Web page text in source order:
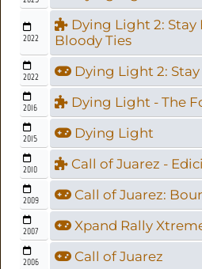
2022
Dying Light 2: Stay
Bloody Ties
2022 Dying Light 2:
2016 Dying Light - The
2015 Dying Light
2010 Call of Juarez -
2009 Call of Juarez:
2007 Xpand Rally
2006 Call of Juarez